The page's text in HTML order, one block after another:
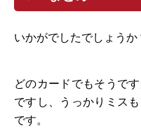
いかがでしたでしょうか
どのカードでもそうで
ですし、うっかりミス
です。